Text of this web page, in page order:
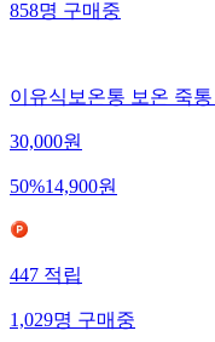
858명구매중
이유식보온통 보온 죽
30,000원
50%14,900원
447적립
1,029명구매중